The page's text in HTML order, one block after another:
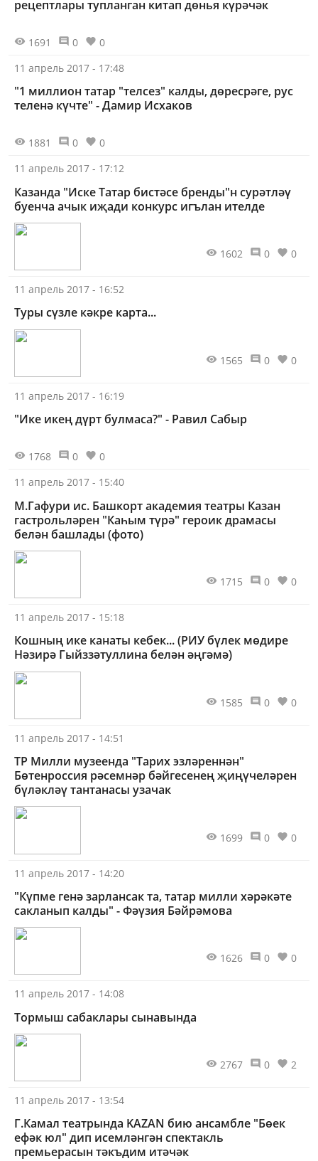
рецептлары тупланган китап дөнья күрәчәк
1691 0
0
11 апрель 2017 - 17:48
"1 миллион татар "телсез" калды, дөресрәге, рус
теленә күчте" - Дамир Исхаков
1881 0
0
11 апрель 2017 - 17:12
Казанда "Иске Татар бистәсе бренды"н сурәтләү
буенча ачык иҗади конкурс игълан ителде
1602 0 0
11 апрель 2017 - 16:52
Туры сүзле кәкре карта...
1565 0 0
11 апрель 2017 - 16:19
"Ике икең дүрт булмаса?" - Равил Сабыр
1768 0
0
11 апрель 2017 - 15:40
М.Гафури ис. Башкорт академия театры Казан
гастрольләрен "Каһым түрә" героик драмасы
белән башлады (фото)
1715 0 0
11 апрель 2017 - 15:18
Кошның ике канаты кебек... (РИУ бүлек мөдире
Нәзирә Гыйззәтуллина белән әңгәмә)
1585 0 0
11 апрель 2017 - 14:51
ТР Милли музеенда "Тарих эзләреннән"
Бөтенроссия рәсемнәр бәйгесенең җиңүчеләрен
бүләкләү тантанасы узачак
1699 0 0
11 апрель 2017 - 14:20
"Күпме генә зарлансак та, татар милли хәрәкәте
сак­ланып калды" - Фәүзия Бәйрәмова
1626 0 0
11 апрель 2017 - 14:08
Тормыш сабаклары сынавында
2767 0 2
11 апрель 2017 - 13:54
Г.Камал театрында KAZAN бию ансамбле "Бөек
ефәк юл" дип исемләнгән спектакль
премьерасын тәкъдим итәчәк